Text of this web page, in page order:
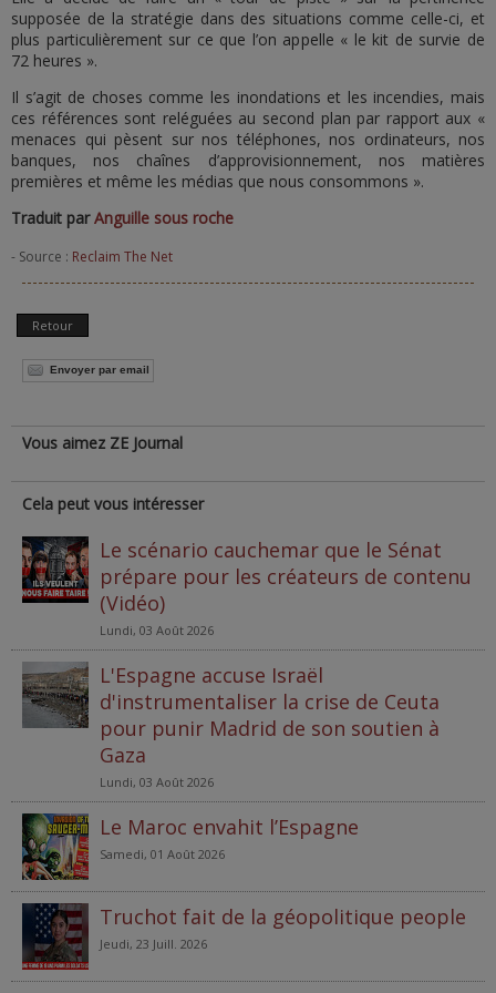
supposée de la stratégie dans des situations comme celle-ci, et
plus particulièrement sur ce que l’on appelle « le kit de survie de
72 heures ».
Il s’agit de choses comme les inondations et les incendies, mais
ces références sont reléguées au second plan par rapport aux «
menaces qui pèsent sur nos téléphones, nos ordinateurs, nos
banques, nos chaînes d’approvisionnement, nos matières
premières et même les médias que nous consommons ».
Traduit parAnguille sous roche
- Source : Reclaim The Net
Retour
Envoyer par email
Vous aimez ZE Journal
Cela peut vous intéresser
Le scénario cauchemar que le Sénat
prépare pour les créateurs de contenu
(Vidéo)
Lundi, 03 Août 2026
L'Espagne accuse Israël
d'instrumentaliser la crise de Ceuta
pour punir Madrid de son soutien à
Gaza
Lundi, 03 Août 2026
Le Maroc envahit l’Espagne
Samedi, 01 Août 2026
Truchot fait de la géopolitique people
Jeudi, 23 Juill. 2026